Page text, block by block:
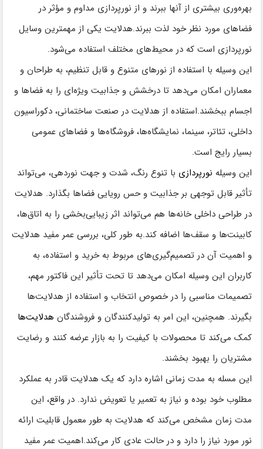
بهره‌وری بیشتری از آنها ببرند و از نورپردازی مداوم و مؤثر در
فضاهای مورد نظر خود لذت ببرند.هدلایت یکی از مهمترین وسایل
نورپردازی است که در محیط‌های مختلف استفاده می‌شود.
این وسیله با استفاده از نورهای متنوع و قابل تنظیم، به طراحان و
معماران امکان می‌دهد تا درخشش و جذابیت ویژه‌ای را به فضاها و
اجسام ببخشند.استفاده از هدلایت در صنعت ساختمانی، دکوراسیون
داخلی، تئاتر، سینما، نمایشگاه‌ها، فروشگاه‌ها و فضاهای عمومی
بسیار رایج است.
این وسیله نورپردازی با تنوع رنگ، شدت و جهت نوردهی، می‌تواند
تأثیر قابل توجهی بر جذابیت و حس رویایی فضاها بگذارد. هدلایت
در طراحی داخلی خانه‌ها هم می‌تواند اثر زیبایی‌بخشی را به اتاق‌ها،
کابینت‌ها و سقف‌ها اضافه کند.به طور کلی، بررسی عمر مفید هدلایت
و اهمیت آن در تصمیم‌گیری‌های مربوط به خرید و استفاده، به
کاربران این وسیله امکان می‌دهد تا تحت تأثیر این فاکتور مهم،
تصمیمات مناسبی را در خصوص انتخاب و استفاده از هدلایت‌ها
بگیرند. همچنین، این امر به تولیدکنندگان و فروشندگان هدلایت‌ها
کمک می‌کند تا محصولات با کیفیت را به بازار عرضه کنند و رضایت
مشتریان را بهبود بخشند.
این مسله به مدت زمانی اشاره دارد که یک هدلایت قادر به عملکرد
مطلوب خود بوده و نیاز به تعمیر یا تعویض ندارد. در واقع، این
مدت زمان مشخص می‌کند که هدلایت به طور معمول قابلیت ارائه
نور مورد نیاز را دارد و در حالت عادی کار می‌کند.اهمیت عمر مفید